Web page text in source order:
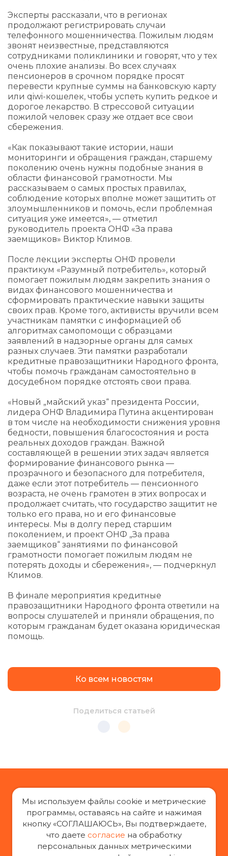
Эксперты рассказали, что в регионах
продолжают регистрировать случаи
телефонного мошенничества. Пожилым людям
звонят неизвестные, представляются
сотрудниками поликлиники и говорят, что у тех
очень плохие анализы. Во всех случаях
пенсионеров в срочном порядке просят
перевести крупные суммы на банковскую карту
или qiwi-кошелек, чтобы успеть купить редкое и
дорогое лекарство. В стрессовой ситуации
пожилой человек сразу же отдает все свои
сбережения.
«Как показывают такие истории, наши
мониторинги и обращения граждан, старшему
поколению очень нужны подобные знания в
области финансовой грамотности. Мы
рассказываем о самых простых правилах,
соблюдение которых вполне может защитить от
злоумышленников и помочь, если проблемная
ситуация уже имеется», — отметил
руководитель проекта ОНФ «За права
заемщиков» Виктор Климов.
После лекции эксперты ОНФ провели
практикум «Разумный потребитель», который
помогает пожилым людям закрепить знания о
видах финансового мошенничества и
сформировать практические навыки защиты
своих прав. Кроме того, активисты вручили всем
участникам памятки с информацией об
алгоритмах самопомощи с образцами
заявлений в надзорные органы для самых
разных случаев. Эти памятки разработали
кредитные правозащитники Народного фронта,
чтобы помочь гражданам самостоятельно в
досудебном порядке отстоять свои права.
«Новый „майский указ“ президента России,
лидера ОНФ Владимира Путина акцентирован
в том числе на необходимости снижения уровня
бедности, повышения благосостояния и роста
реальных доходов граждан. Важной
составляющей в решении этих задач является
формирование финансового рынка —
прозрачного и безопасного для потребителя,
даже если этот потребитель — пенсионного
возраста, не очень грамотен в этих вопросах и
продолжает считать, что государство защитит не
только его права, но и его финансовые
интересы. Мы в долгу перед старшим
поколением, и проект ОНФ „За права
заемщиков“ занятиями по финансовой
грамотности помогает пожилым людям не
потерять доходы и сбережения», — подчеркнул
Климов.
В финале мероприятия кредитные
правозащитники Народного фронта ответили на
вопросы слушателей и приняли обращения, по
которым гражданам будет оказана юридическая
помощь.
Ко всем новостям
Поделиться статьей
«За права заемщиков», 2014-2026 г.
Все права защищены
Мы используем файлы cookie и метрические
программы, оставаясь на сайте и нажимая
кнопку «СОГЛАШАЮСЬ», Вы подтверждаете,
что даете согласие на обработку
персональных данных метрическими